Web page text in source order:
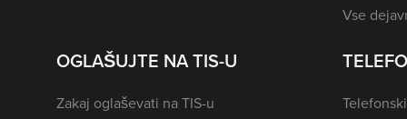
Vse
OGLAŠUJTE NA TIS-U
Zakaj oglaševati na TIS-u